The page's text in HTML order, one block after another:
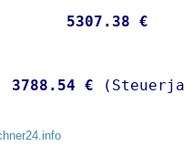
5307.38 €
3788.54 €